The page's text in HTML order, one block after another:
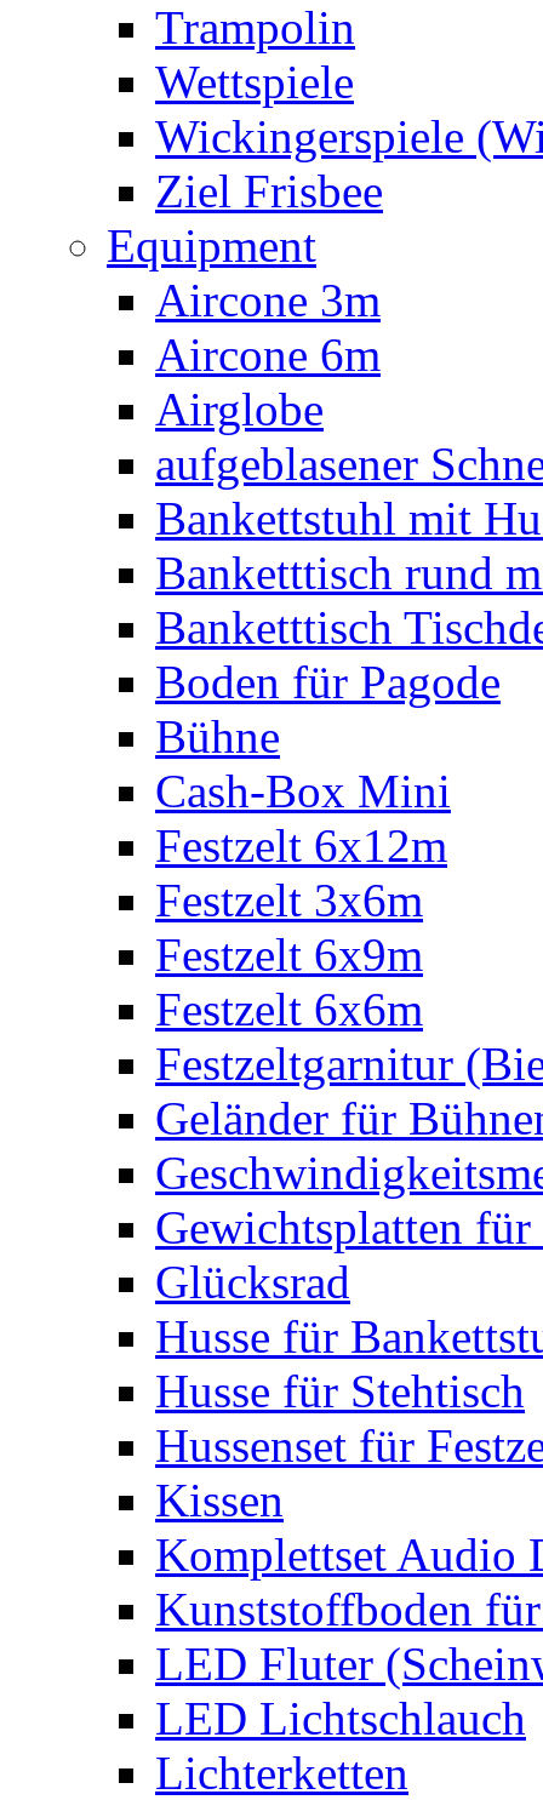
Trampolin
Wettspiele
Wickingerspiele
Ziel Frisbee
Equipment
Aircone 3m
Aircone 6m
Airglobe
aufgeblasener
Bankettstuhl mit
Banketttisch rund
Banketttisch
Boden für Pagode
Bühne
Cash-Box Mini
Festzelt 6x12m
Festzelt 3x6m
Festzelt 6x9m
Festzelt 6x6m
Festzeltgarnitur
Geländer für
Gewichtsplatten für
Glücksrad
Husse für
Husse für Stehtisch
Hussenset für
Kissen
Komplettset Audio
Kunststoffboden
LED Fluter
LED Lichtschlauch
Lichterketten